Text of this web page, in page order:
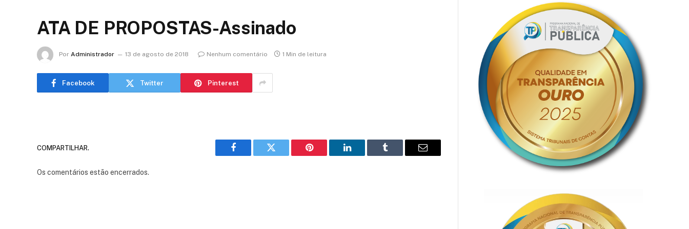
ATA DE PROPOSTAS-Assinado
Por Administrador 13 de agosto de 2018 Nenhum comentário 1 Min de leitura
Facebook Twitter Pinterest
COMPARTILHAR.
Facebook Twitter Pinterest LinkedIn Tumblr
E-
Os comentários estão encerrados.